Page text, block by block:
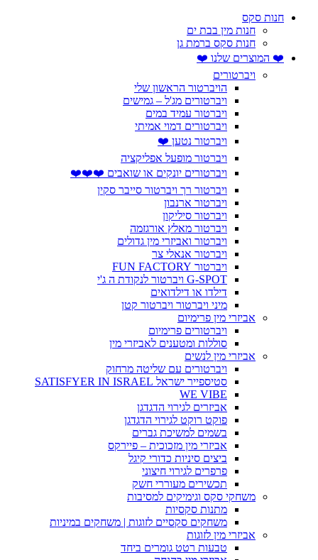
חנות סקס
חנות מין בבת ים
חנות סקס ברמת גן
❤️ המוצרים שלנו ❤️
ויברטורים
הויברטור הראשון שלי
ויברטורים מג'ל – גמישים
ויברטור עמיד במים
ויברטורים דמוי אמיתי
ויברטור נטען ❤️
ויברטור מופעל אפליקציה
ויברטורים יונקים או שואבים ❤️❤️❤️
ויברטור רך ויברטור סייבר סקין
ויברטור ארנבון
ויברטור סיליקון
ויברטור מאלץ אורגזמה
ויברטור ואביזרי מין גדולים
ויברטור אנאלי צר
ויברטור FUN FACTORY
G-SPOT ויברטור לנקודת ה ג'י
דילדו או דילדואים
מיני ויברטור ויברטור קטן
אביזרי מין פרימיום
ויברטורים פרימיום
סוללות ומטענים לאביזרי מין
אביזרי מין לנשים
ויברטורים עם שליטה מרחוק
סטיספייר ישראל SATISFYER IN ISRAEL
WE VIBE
אביזרים לגירוי הדגדגן
פוקט רוקט לגירוי הדגדגן
בשמים למשיכת גברים
אביזרי מין מזכוכית – פיירקס
ביצים סיניות כדורי קיגל
פרפרים לגירוי חיצוני
תכשירים מעוררי חשק
משחקי סקס וגימיקים למסיבות
מתנות סקסיות
משחקים סקסיים לזוגות | משחקים במיניות
אביזרי מין לזוגות
טבעות רטט גומרים ביחד